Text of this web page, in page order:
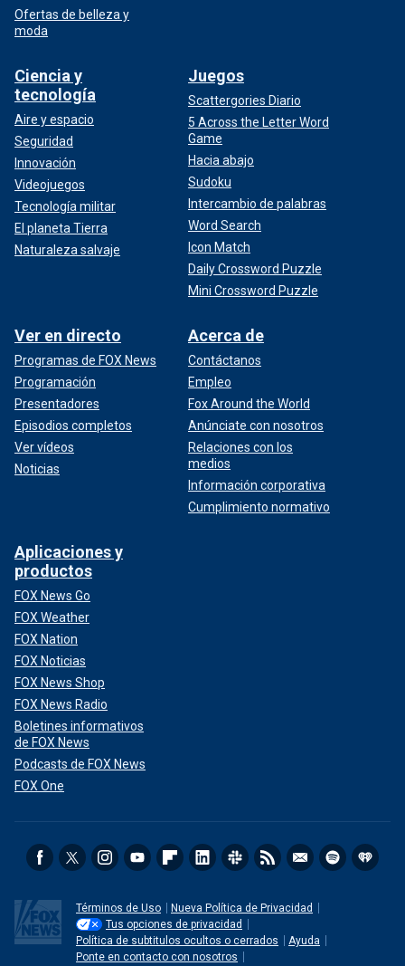
Ofertas de belleza y
moda
Ciencia y
tecnología
Aire y espacio
Seguridad
Innovación
Videojuegos
Tecnología militar
El planeta Tierra
Naturaleza salvaje
Juegos
Scattergories Diario
5 Across the Letter Word
Game
Hacia abajo
Sudoku
Intercambio de palabras
Word Search
Icon Match
Daily Crossword Puzzle
Mini Crossword Puzzle
Ver en directo
Programas de FOX News
Programación
Presentadores
Episodios completos
Ver vídeos
Noticias
Acerca de
Contáctanos
Empleo
Fox Around the World
Anúnciate con nosotros
Relaciones con los
medios
Información corporativa
Cumplimiento normativo
Aplicaciones y
productos
FOX News Go
FOX Weather
FOX Nation
FOX Noticias
FOX News Shop
FOX News Radio
Boletines informativos
de FOX News
Podcasts de FOX News
FOX One
Términos de Uso
Nueva Política de Privacidad
Tus opciones de privacidad
Política de subtitulos ocultos o cerrados
Ayuda
Ponte en contacto con nosotros